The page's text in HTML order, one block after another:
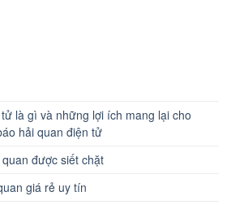
là gì và những lợi ích mang lại cho
hải quan điện tử
được siết chặt
giá rẻ uy tín